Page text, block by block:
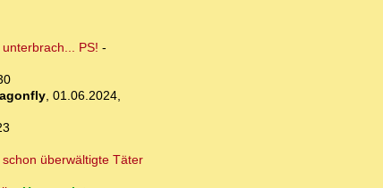
PS! -
, 01.06.2024,
überwältigte Täter